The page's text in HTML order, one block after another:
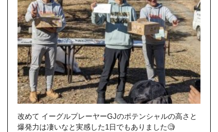
改めて イーグルプレーヤーGJのポテンシャルの高さと
爆発力は凄いなと実感した1日でもありました🧐